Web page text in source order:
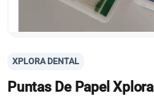
XPLORA DENTAL
Puntas De Papel Xplora